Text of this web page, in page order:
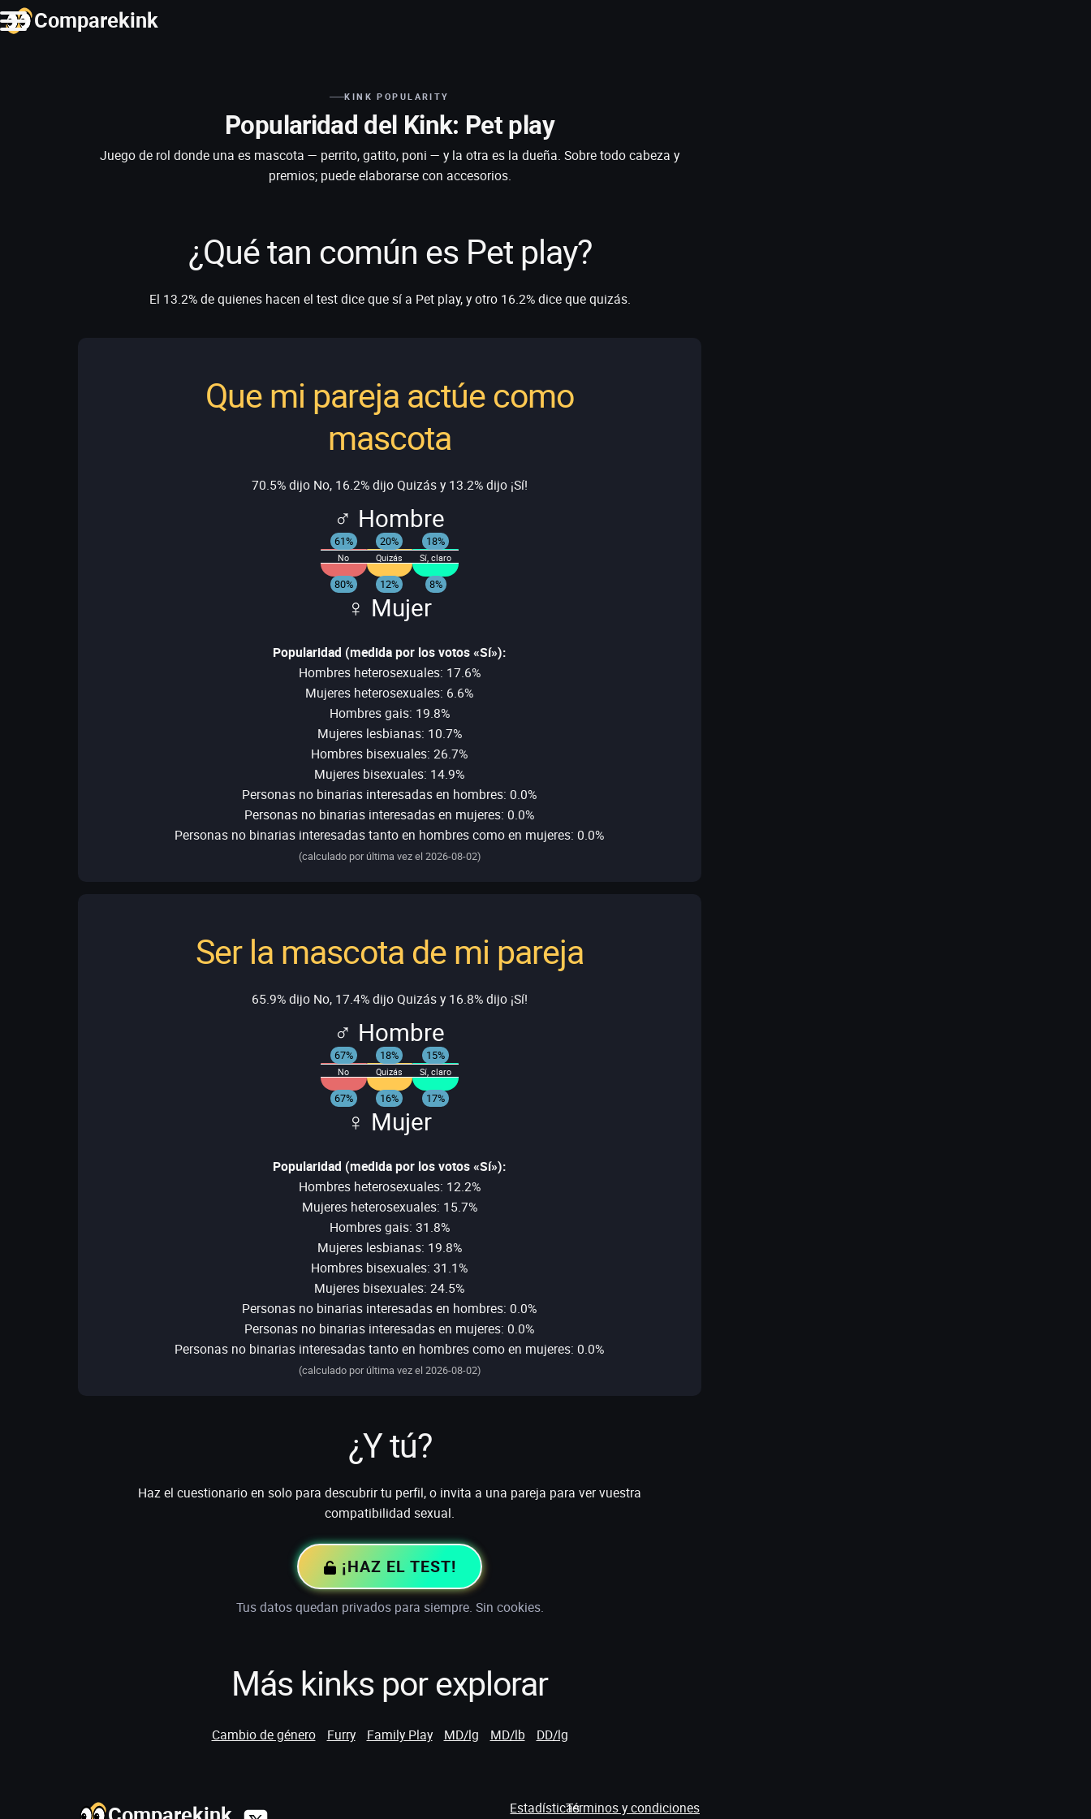
Comparekink
KINK POPULARITY
Popularidad del Kink: Pet play
Juego de rol donde una es mascota — perrito, gatito, poni — y la otra es la dueña. Sobre todo cabeza y
premios; puede elaborarse con accesorios.
¿Qué tan común es Pet play?
El 13.2% de quienes hacen el test dice que sí a Pet play, y otro 16.2% dice que quizás.
Que mi pareja actúe como
mascota
70.5% dijo No, 16.2% dijo Quizás y 13.2% dijo ¡Sí!
♂ Hombre
No
61%
Quizás
20%
Sí, claro
18%
80% 12% 8%
♀ Mujer
Popularidad (medida por los votos «Sí»):
Hombres heterosexuales: 17.6%
Mujeres heterosexuales: 6.6%
Hombres gais: 19.8%
Mujeres lesbianas: 10.7%
Hombres bisexuales: 26.7%
Mujeres bisexuales: 14.9%
Personas no binarias interesadas en hombres: 0.0%
Personas no binarias interesadas en mujeres: 0.0%
Personas no binarias interesadas tanto en hombres como en mujeres: 0.0%
(calculado por última vez el 2026-08-02)
Ser la mascota de mi pareja
65.9% dijo No, 17.4% dijo Quizás y 16.8% dijo ¡Sí!
♂ Hombre
No
67%
Quizás
18%
Sí, claro
15%
67% 16% 17%
♀ Mujer
Popularidad (medida por los votos «Sí»):
Hombres heterosexuales: 12.2%
Mujeres heterosexuales: 15.7%
Hombres gais: 31.8%
Mujeres lesbianas: 19.8%
Hombres bisexuales: 31.1%
Mujeres bisexuales: 24.5%
Personas no binarias interesadas en hombres: 0.0%
Personas no binarias interesadas en mujeres: 0.0%
Personas no binarias interesadas tanto en hombres como en mujeres: 0.0%
(calculado por última vez el 2026-08-02)
¿Y tú?
Haz el cuestionario en solo para descubrir tu perfil, o invita a una pareja para ver vuestra
compatibilidad sexual.
¡HAZ EL TEST!
Tus datos quedan privados para siempre. Sin cookies.
Más kinks por explorar
Cambio de género Furry Family Play MD/lg MD/lb DD/lg
EstadísticasTérminos y condiciones